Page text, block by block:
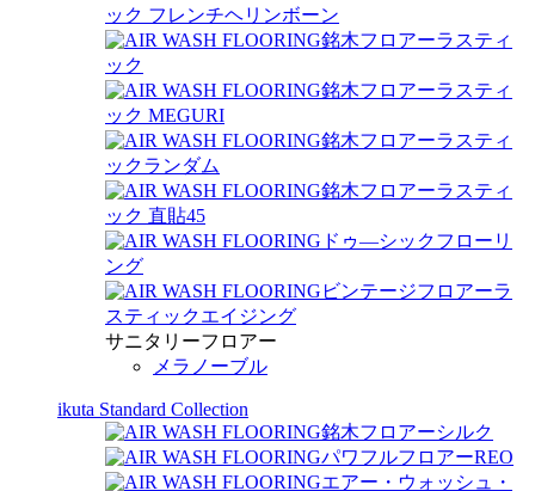
ック フレンチヘリンボーン
銘木フロアーラスティ
ック
銘木フロアーラスティ
ック MEGURI
銘木フロアーラスティ
ックランダム
銘木フロアーラスティ
ック 直貼45
ドゥ―シックフローリ
ング
ビンテージフロアーラ
スティックエイジング
サニタリーフロアー
メラノーブル
ikuta Standard Collection
銘木フロアーシルク
パワフルフロアーREO
エアー・ウォッシュ・